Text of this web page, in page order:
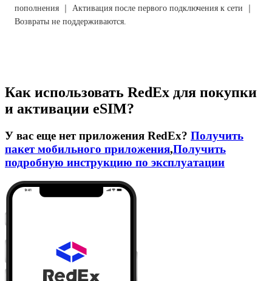
пополнения ｜ Активация после первого подключения к сети ｜
Возвраты не поддерживаются.
Как использовать RedEx для покупки
и активации eSIM?
У вас еще нет приложения RedEx? Получить
пакет мобильного приложения,Получить
подробную инструкцию по эксплуатации